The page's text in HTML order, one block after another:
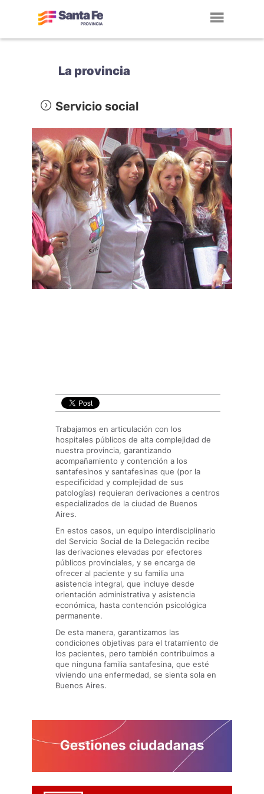
La provincia
Servicio social
Trabajamos en articulación con los
hospitales públicos de alta complejidad de
nuestra provincia, garantizando
acompañamiento y contención a los
santafesinos y santafesinas que (por la
especificidad y complejidad de sus
patologías) requieran derivaciones a centros
especializados de la ciudad de Buenos
Aires.
En estos casos, un equipo interdisciplinario
del Servicio Social de la Delegación recibe
las derivaciones elevadas por efectores
públicos provinciales, y se encarga de
ofrecer al paciente y su familia una
asistencia integral, que incluye desde
orientación administrativa y asistencia
económica, hasta contención psicológica
permanente.
De esta manera, garantizamos las
condiciones objetivas para el tratamiento de
los pacientes, pero también contribuimos a
que ninguna familia santafesina, que esté
viviendo una enfermedad, se sienta sola en
Buenos Aires.